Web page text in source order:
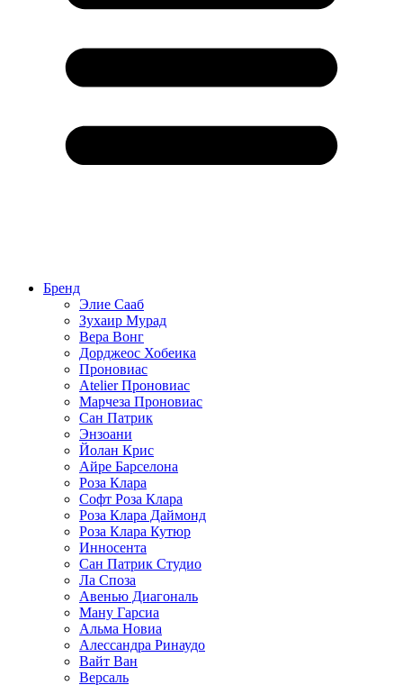
Бренд
Элие Сааб
Зухаир Мурад
Вера Вонг
Дорджеос Хобеика
Проновиас
Atelier Проновиас
Марчеза Проновиас
Сан Патрик
Энзоани
Йолан Крис
Айре Барселона
Роза Клара
Софт Роза Клара
Роза Клара Даймонд
Роза Клара Кутюр
Инносента
Сан Патрик Студио
Ла Споза
Авенью Диагональ
Ману Гарсиа
Альма Новиа
Алессандра Ринаудо
Вайт Ван
Версаль